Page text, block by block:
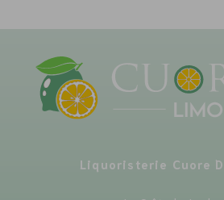
Liquoristerie Cuore